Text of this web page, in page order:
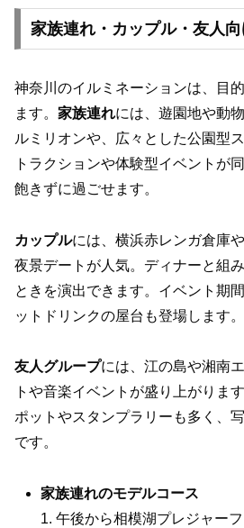
家族連れ・カップル・友人
神奈川のイルミネーションは、目
ます。 家族連れには、遊園地や動
ルミリオンや、広々とした公園型
トラクションや体験型イベントが
飽きずに過ごせます。
カップルには、横浜赤レンガ倉庫
夜景デートが人気。ディナーと組
ときを演出できます。イベント期
ットドリンクの屋台も登場します。
友人グループには、江の島や湘南
トや音楽イベントが盛り上がりま
ポットやスタンプラリーも多く、
です。
家族連れのモデルコース
1. 午後から相模湖プレジャー